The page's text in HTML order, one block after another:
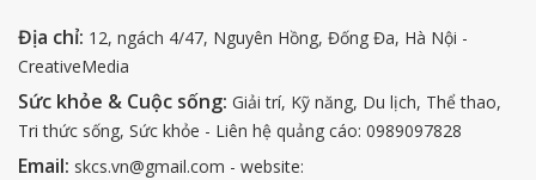
Địa chỉ: 12, ngách 4/47, Nguyên Hồng, Đống Đa, Hà Nội -
CreativeMedia
Sức khỏe & Cuộc sống: Giải trí, Kỹ năng, Du lịch, Thể thao,
Tri thức sống, Sức khỏe - Liên hệ quảng cáo: 0989097828
Email: skcs.vn@gmail.com - website: